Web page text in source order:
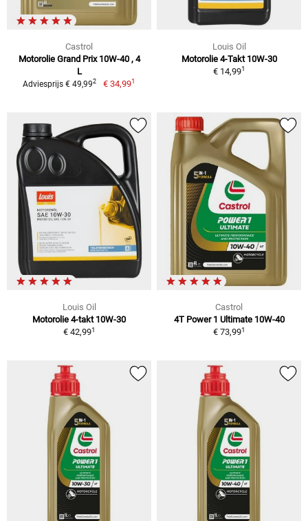
Castrol
Motorolie Grand Prix 10W-40 , 4
L
Adviesprijs € 49,992 € 34,991
Louis Oil
Motorolie 4-Takt 10W-30
€ 14,991
Louis Oil
Motorolie 4-takt 10W-30
€ 42,991
Castrol
4T Power 1 Ultimate 10W-40
€ 73,991